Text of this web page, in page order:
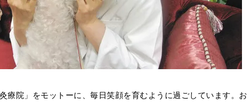
療院」をモットーに、毎日笑顔を育むように過ごしています。お